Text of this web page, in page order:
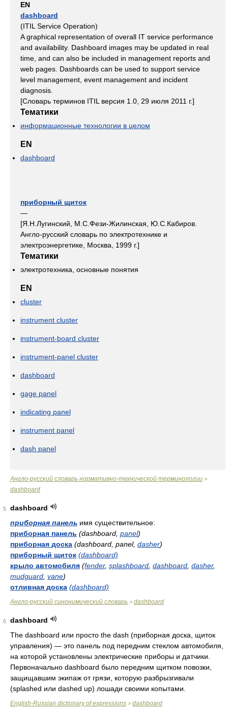
EN
dashboard
(ITIL Service Operation)
A graphical representation of overall IT service performance
and availability. Dashboard images may be updated in real
time, and can also be included in management reports and
web pages. Dashboards can be used to support service
level management, event management and incident
diagnosis.
[Словарь терминов ITIL версия 1.0, 29 июля 2011 г.]
Тематики
информационные технологии в целом
EN
dashboard
приборный щиток
—
[Я.Н.Лугинский, М.С.Фези-Жилинская, Ю.С.Кабиров.
Англо-русский словарь по электротехнике и
электроэнергетике, Москва, 1999 г.]
Тематики
электротехника, основные понятия
EN
cluster
instrument cluster
instrument-board cluster
instrument-panel cluster
dashboard
gage panel
indicating panel
instrument panel
dash panel
Англо-русский словарь нормативно-технической терминологии >
dashboard
5
dashboard
приборная панель имя существительное:
приборная панель (dashboard, panel)
приборная доска (dashboard, panel, dasher)
приборный щиток (dashboard)
крыло автомобиля (fender, splashboard dashboard dasher,
mudguard vane)
отливная доска (dashboard)
Англо-русский синонимический словарь > dashboard
6
dashboard
The dashboard или просто the dash (приборная доска, щиток
управления) — это панель под передним стеклом автомобиля,
на которой установлены электрические приборы и датчики.
Первоначально dashboard было передним щитком повозки,
защищавшим экипаж от грязи, которую разбрызгивали
(splashed или dashed up) лошади своими копытами.
English-Russian dictionary of expressions > dashboard